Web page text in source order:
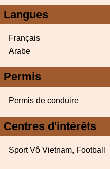
Langues
Français
Arabe
Permis
Permis de conduire
Centres d'intérêts
Sport Vô Vietnam, Football